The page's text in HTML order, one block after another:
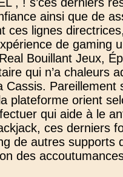
ainsi que de
ces lignes
de gaming
Bouillant Jeux,
qui n’a chaleurs
Cassis. Pareillement
plateforme orient
qui aide à le
ces derniers
de autres supports
des